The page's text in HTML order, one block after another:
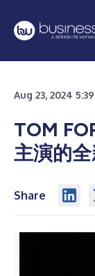
Aug 23, 2024
TOM
主演的
Share